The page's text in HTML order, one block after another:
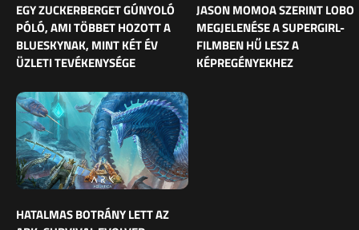
EGY ZUCKERBERGET GÚNYOLÓ
PÓLÓ, AMI TÖBBET HOZOTT A
BLUESKYNAK, MINT KÉT ÉV
ÜZLETI TEVÉKENYSÉGE
JASON MOMOA SZERINT LOBO
MEGJELENÉSE A SUPERGIRL-
FILMBEN HŰ LESZ A
KÉPREGÉNYEKHEZ
HATALMAS BOTRÁNY LETT AZ